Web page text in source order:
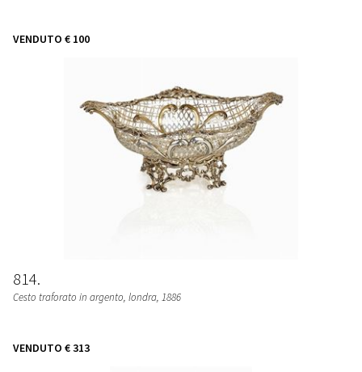
VENDUTO € 100
814
Cesto traforato in argento, londra, 1886
VENDUTO € 313